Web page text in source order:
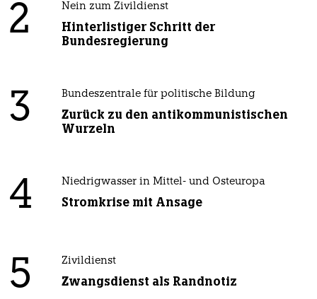
2 Nein zum Zivildienst
Hinterlistiger Schritt der
Bundesregierung
3 Bundeszentrale für politische Bildung
Zurück zu den antikommunistischen
Wurzeln
4 Niedrigwasser in Mittel- und Osteuropa
Stromkrise mit Ansage
5 Zivildienst
Zwangsdienst als Randnotiz